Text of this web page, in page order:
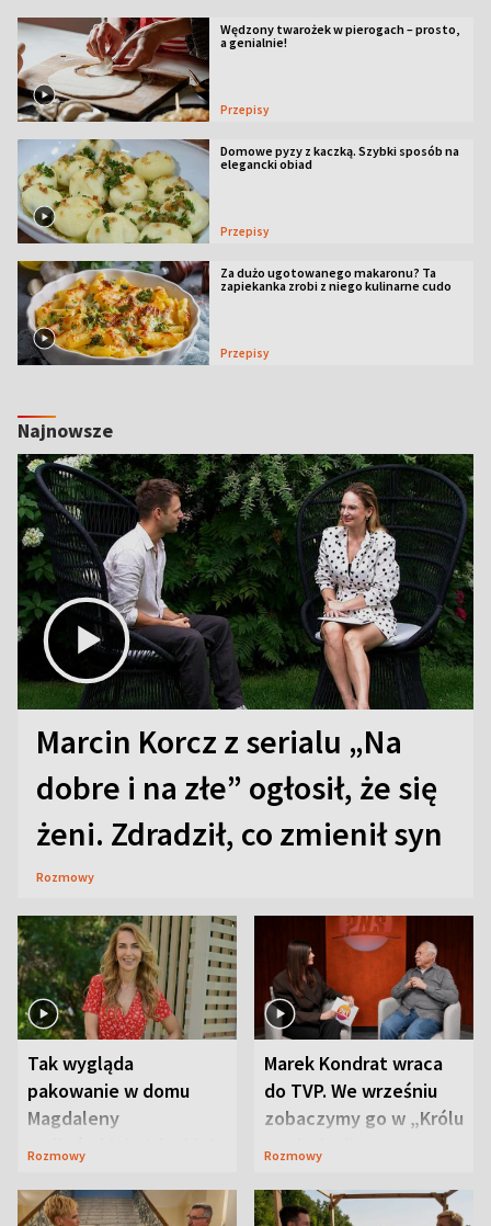
Wędzony twarożek w pierogach – prosto,
a genialnie!
Przepisy
Domowe pyzy z kaczką. Szybki sposób na
elegancki obiad
Przepisy
Za dużo ugotowanego makaronu? Ta
zapiekanka zrobi z niego kulinarne cudo
Przepisy
Najnowsze
Marcin Korcz z serialu „Na
dobre i na złe” ogłosił, że się
żeni. Zdradził, co zmienił syn
Rozmowy
Tak wygląda
pakowanie w domu
Magdaleny
Waligórskiej-Lisieckiej.
Rozmowy
Marek Kondrat wraca
do TVP. We wrześniu
zobaczymy go w „Królu
Maciusiu I”
Rozmowy